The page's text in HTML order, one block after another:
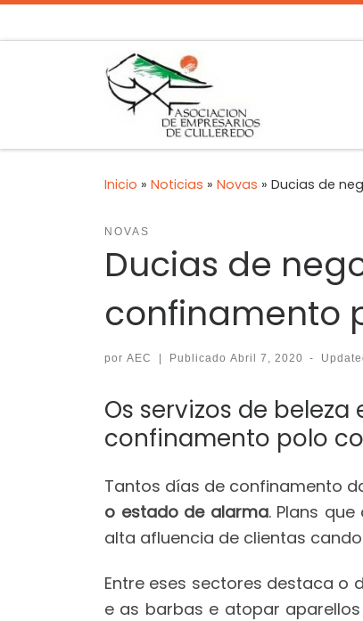
Inicio » Noticias » Novas » Ducias de
NOVAS
Ducias de
confinamento
por AEC | Publicado Abril 7, 2020 -
Os servizos de
confinamento polo
Tantos días de confinamento
o estado de alarma. Plans
alta afluencia de clientas
Entre eses sectores destaca o
e as barbas e atopar